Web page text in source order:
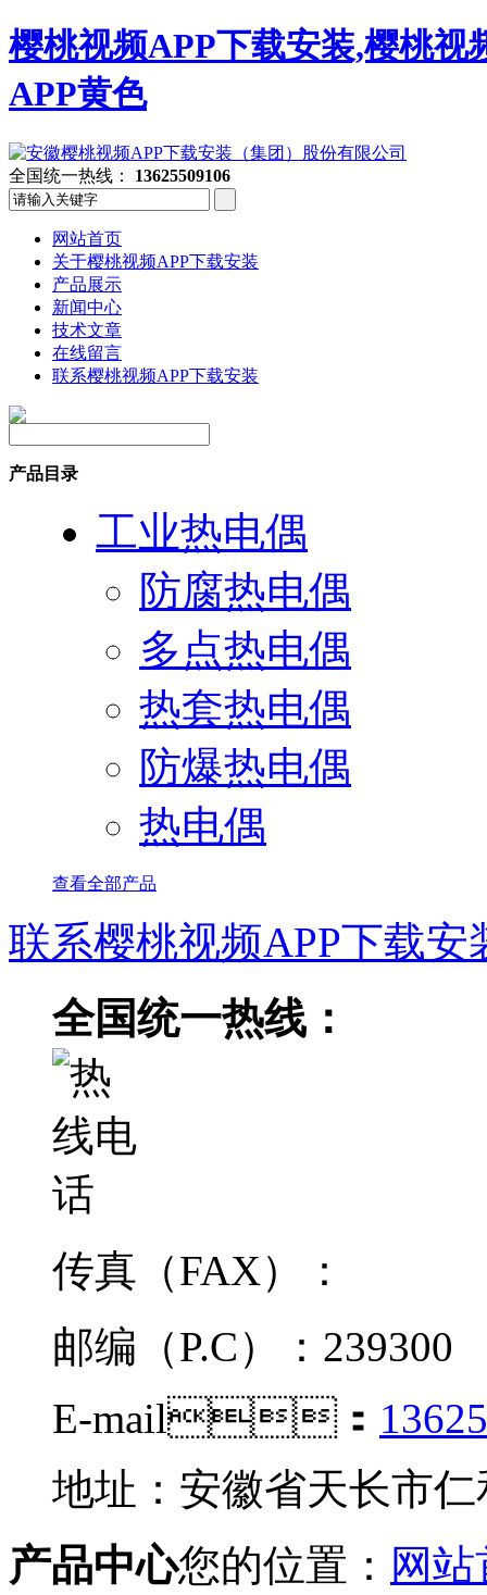
樱桃视频APP下载安装,樱桃
APP黄色
全国统一热线： 13625509106
网站首页
关于樱桃视频APP下载安装
产品展示
新闻中心
技术文章
在线留言
联系樱桃视频APP下载安装
产品目录
工业热电偶
防腐热电偶
多点热电偶
热套热电偶
防爆热电偶
热电偶
查看全部产品
联系樱桃视频APP下载安
全国统一热线：
传真（FAX）：
邮编（P.C）：239300
E-mail：
地址：安徽省天长市
产品中心您的位置： 网